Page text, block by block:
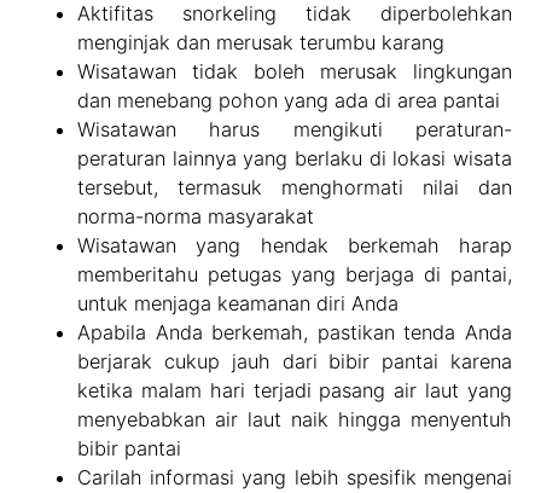
Aktifitas snorkeling tidak diperbolehkan
menginjak dan merusak terumbu karang
Wisatawan tidak boleh merusak lingkungan
dan menebang pohon yang ada di area pantai
Wisatawan harus mengikuti peraturan-
peraturan lainnya yang berlaku di lokasi wisata
tersebut, termasuk menghormati nilai dan
norma-norma masyarakat
Wisatawan yang hendak berkemah harap
memberitahu petugas yang berjaga di pantai,
untuk menjaga keamanan diri Anda
Apabila Anda berkemah, pastikan tenda Anda
berjarak cukup jauh dari bibir pantai karena
ketika malam hari terjadi pasang air laut yang
menyebabkan air laut naik hingga menyentuh
bibir pantai
Carilah informasi yang lebih spesifik mengenai